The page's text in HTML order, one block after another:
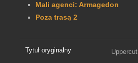
Mali agenci: Armagedon
Poza trasą 2
Tytuł oryginalny Uppercut